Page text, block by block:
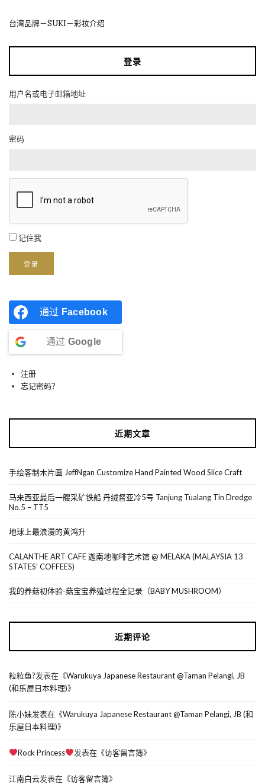
台湾品牌－SUKI－彩妆介绍
登录
用户名或电子邮箱地址
密码
记住我
登录
通过 Facebook
通过 Google
注册
忘记密码？
近期文章
手绘客制木片画 JeffNgan Customize Hand Painted Wood Slice Craft
马来西亚最后一艘采矿铁船 丹绒督亚冷5号 Tanjung Tualang Tin Dredge
No.5 – TT5
地球上最浪漫的黄鸿升
CALANTHE ART CAFE 迦南地咖啡艺术馆 @ MELAKA (MALAYSIA 13
STATES’ COFFEES)
我的养菇初体验-菇宝宝养殖过程全记录（BABY MUSHROOM）
近期评论
粒粒鱼?发表在《Warukuya Japanese Restaurant @Taman Pelangi, JB
(和乐屋日本料理)》
陈小妹发表在《Warukuya Japanese Restaurant @Taman Pelangi, JB (和
乐屋日本料理)》
Rock Princess 发表在《访客留言簿》
江南白云发表在《访客留言簿》